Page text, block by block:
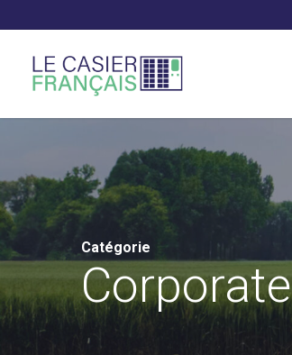
Catégorie
Corporate